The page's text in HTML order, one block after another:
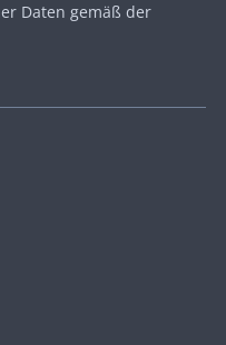
Daten gemäß der